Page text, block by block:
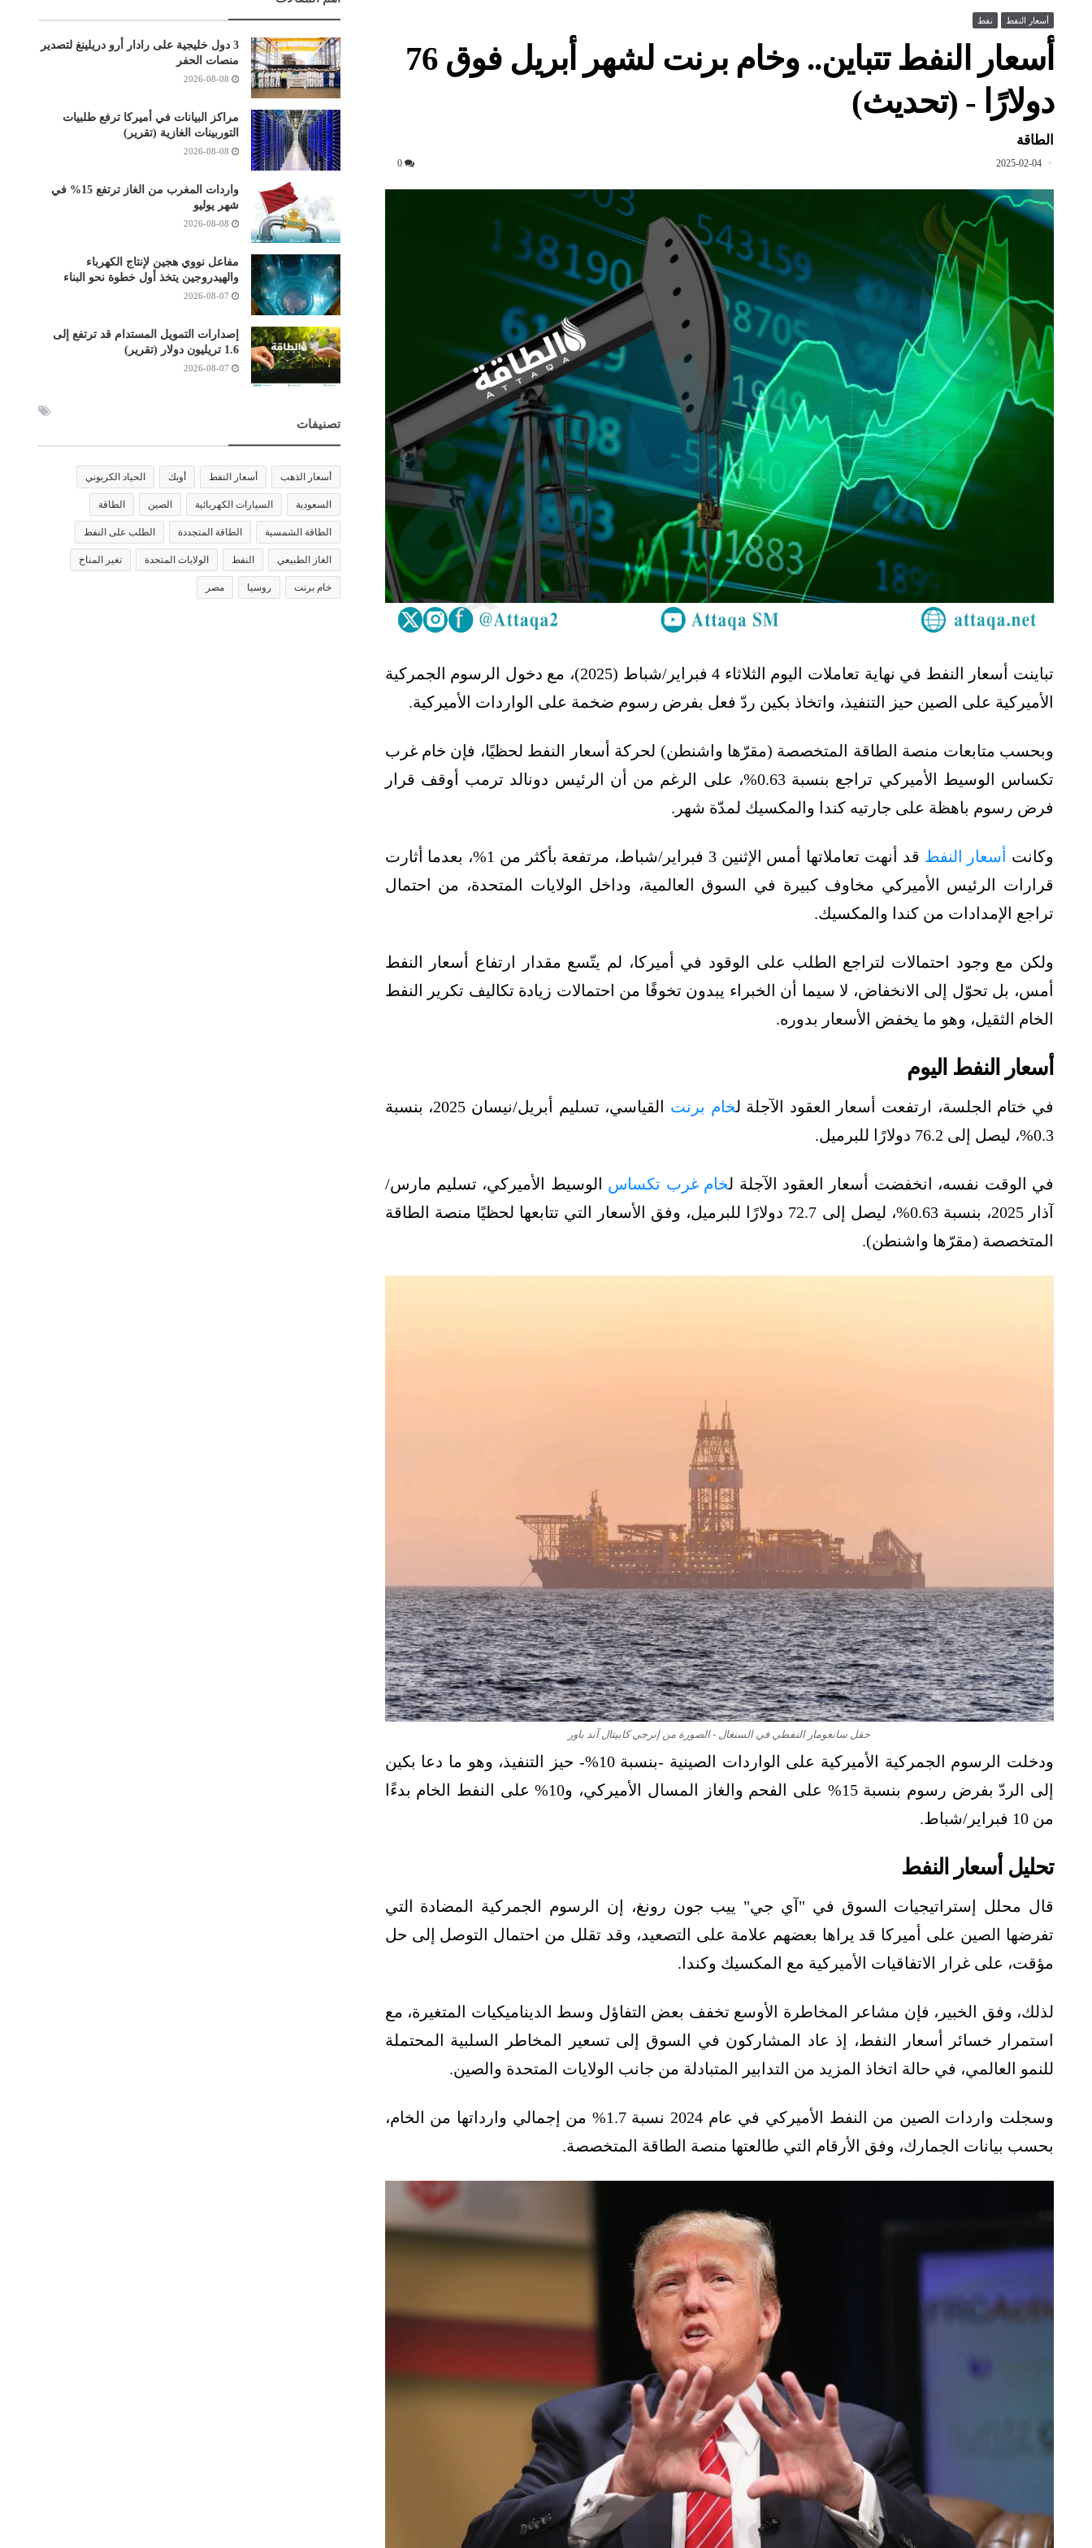
أسعار النفط نفط
أسعار النفط تتباين.. وخام برنت لشهر أبريل فوق 76
دولارًا - (تحديث)
الطاقة
2025-02-04
0
تباينت أسعار النفط في نهاية تعاملات اليوم الثلاثاء 4 فبراير/شباط (2025)، مع دخول الرسوم الجمركية
الأميركية على الصين حيز التنفيذ، واتخاذ بكين ردّ فعل بفرض رسوم ضخمة على الواردات الأميركية.
وبحسب متابعات منصة الطاقة المتخصصة (مقرّها واشنطن) لحركة أسعار النفط لحظيًا، فإن خام غرب
تكساس الوسيط الأميركي تراجع بنسبة 0.63%، على الرغم من أن الرئيس دونالد ترمب أوقف قرار
فرض رسوم باهظة على جارتيه كندا والمكسيك لمدّة شهر.
وكانت أسعار النفط
قد أنهت تعاملاتها أمس الإثنين 3 فبراير/شباط، مرتفعة بأكثر من 1%، بعدما أثارت
قرارات الرئيس الأميركي مخاوف كبيرة في السوق العالمية، وداخل الولايات المتحدة، من احتمال
تراجع الإمدادات من كندا والمكسيك.
ولكن مع وجود احتمالات لتراجع الطلب على الوقود في أميركا، لم يتّسع مقدار ارتفاع أسعار النفط
أمس، بل تحوّل إلى الانخفاض، لا سيما أن الخبراء يبدون تخوفًا من احتمالات زيادة تكاليف تكرير النفط
الخام الثقيل، وهو ما يخفض الأسعار بدوره.
أسعار النفط اليوم
في ختام الجلسة، ارتفعت أسعار العقود الآجلة لخام برنت
القياسي، تسليم أبريل/نيسان 2025، بنسبة
0.3%، ليصل إلى 76.2 دولارًا للبرميل.
في الوقت نفسه، انخفضت أسعار العقود الآجلة لخام غرب تكساس الوسيط الأميركي، تسليم مارس/
آذار 2025، بنسبة 0.63%، ليصل إلى 72.7 دولارًا للبرميل، وفق الأسعار التي تتابعها لحظيًا منصة الطاقة
المتخصصة (مقرّها واشنطن).
حقل سانغومار النفطي في السنغال - الصورة من إنرجي كابيتال آند باور
ودخلت الرسوم الجمركية الأميركية على الواردات الصينية -بنسبة 10%- حيز التنفيذ، وهو ما دعا بكين
إلى الردّ بفرض رسوم بنسبة 15% على الفحم والغاز المسال الأميركي، و10% على النفط الخام بدءًا
من 10 فبراير/شباط.
تحليل أسعار النفط
قال محلل إستراتيجيات السوق في "آي جي" ييب جون رونغ، إن الرسوم الجمركية المضادة التي
تفرضها الصين على أميركا قد يراها بعضهم علامة على التصعيد، وقد تقلل من احتمال التوصل إلى حل
مؤقت، على غرار الاتفاقيات الأميركية مع المكسيك وكندا.
لذلك، وفق الخبير، فإن مشاعر المخاطرة الأوسع تخفف بعض التفاؤل وسط الديناميكيات المتغيرة، مع
استمرار خسائر أسعار النفط، إذ عاد المشاركون في السوق إلى تسعير المخاطر السلبية المحتملة
للنمو العالمي، في حالة اتخاذ المزيد من التدابير المتبادلة من جانب الولايات المتحدة والصين.
وسجلت واردات الصين من النفط الأميركي في عام 2024 نسبة 1.7% من إجمالي وارداتها من الخام،
بحسب بيانات الجمارك، وفق الأرقام التي طالعتها منصة الطاقة المتخصصة.
3 دول خليجية على رادار أرو دريلينغ لتصدير
منصات الحفر
2026-08-08
مراكز البيانات في أميركا ترفع طلبيات
التوربينات الغازية (تقرير)
2026-08-08
واردات المغرب من الغاز ترتفع 15% في
شهر يوليو
2026-08-08
مفاعل نووي هجين لإنتاج الكهرباء
والهيدروجين يتخذ أول خطوة نحو البناء
2026-08-07
إصدارات التمويل المستدام قد ترتفع إلى
1.6 تريليون دولار (تقرير)
2026-08-07
تصنيفات
أسعار الذهب أسعار النفط أوبك الحياد الكربوني
السعودية السيارات الكهربائية الصين الطاقة
الطاقة الشمسية الطاقة المتجددة الطلب على النفط
الغاز الطبيعي النفط الولايات المتحدة تغير المناخ
خام برنت روسيا مصر